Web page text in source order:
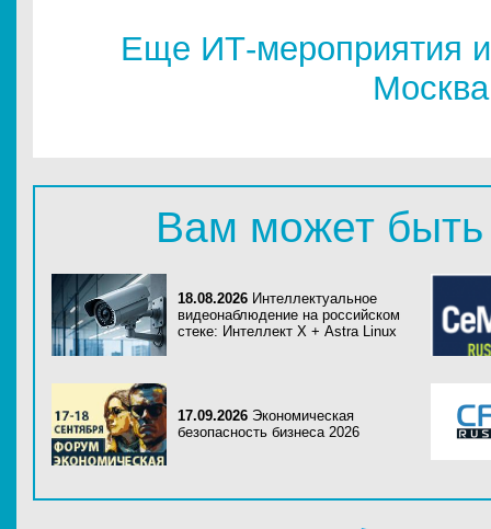
Еще ИТ-мероприятия
Москва
Вам может быть
18.08.2026 Интеллектуальное
видеонаблюдение на российском
стеке: Интеллект Х + Astra Linux
17.09.2026 Экономическая
безопасность бизнеса 2026